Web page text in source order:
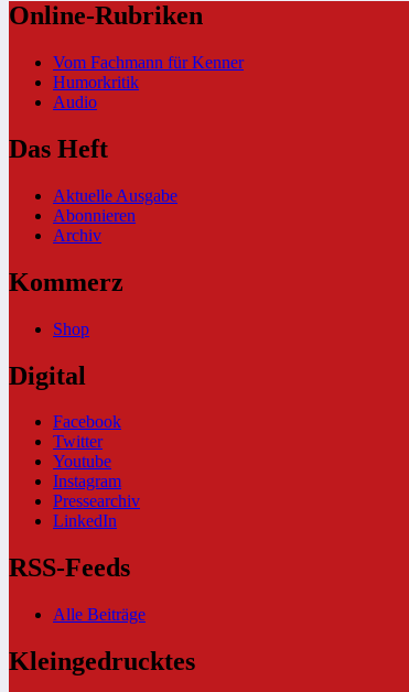
Online-Rubriken
Vom Fachmann für Kenner
Humorkritik
Audio
Das Heft
Aktuelle Ausgabe
Abonnieren
Archiv
Kommerz
Shop
Digital
Facebook
Twitter
Youtube
Instagram
Pressearchiv
LinkedIn
RSS-Feeds
Alle Beiträge
Kleingedrucktes